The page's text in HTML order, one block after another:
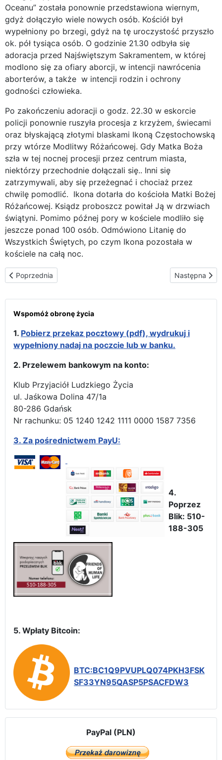
Oceanu” została ponownie przedstawiona wiernym,
gdyż dołączyło wiele nowych osób. Kościół był
wypełniony po brzegi, gdyż na tę uroczystość przyszło
ok. pół tysiąca osób. O godzinie 21.30 odbyła się
adoracja przed Najświętszym Sakramentem, w której
modlono się za ofiary aborcji, w intencji nawrócenia
aborterów, a także w intencji rodzin i ochrony
godności człowieka.
Po zakończeniu adoracji o godz. 22.30 w eskorcie
policji ponownie ruszyła procesja z krzyżem, świecami
oraz błyskającą złotymi blaskami Ikoną Częstochowską
przy wtórze Modlitwy Różańcowej. Gdy Matka Boża
szła w tej nocnej procesji przez centrum miasta,
niektórzy przechodnie dołączali się.. Inni się
zatrzymywali, aby się przeżegnać i chociaż przez
chwilę pomodlić. Ikona dotarła do kościoła Matki Bożej
Różańcowej. Ksiądz proboszcz powitał Ją w drzwiach
świątyni. Pomimo późnej pory w kościele modliło się
jeszcze ponad 100 osób. Odmówiono Litanię do
Wszystkich Świętych, po czym Ikona pozostała w
kościele na całą noc.
Poprzednia strona: W San Fernando oraz Chicklana w Diecezji
Poprzednia Następna
Następna
Wspomóż obronę życia
1. Pobierz przekaz pocztowy (pdf), wydrukuj i
wypełniony nadaj na poczcie lub w banku.
2. Przelewem bankowym na konto:
Klub Przyjaciół Ludzkiego Życia
ul. Jaśkowa Dolina 47/1a
80-286 Gdańsk
Nr rachunku: 05 1240 1242 1111 0000 1587 7356
3. Za pośrednictwem PayU:
4.
Poprzez
Blik: 510-
188-305
5. Wpłaty Bitcoin:
BTC:BC1Q9PVUPLQ074PKH3FSK
SF33YN95QASP5PSACFDW3
PayPal (PLN)